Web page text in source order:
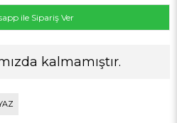
ile Sipariş Ver
kalmamıştır.